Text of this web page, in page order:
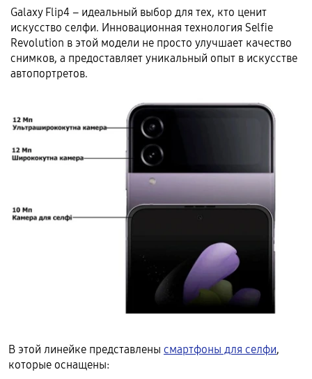
Galaxy Flip4 – идеальный выбор для тех, кто ценит
искусство селфи. Инновационная технология Selfie
Revolution в этой модели не просто улучшает качество
снимков, а предоставляет уникальный опыт в искусстве
автопортретов.
В этой линейке представлены смартфоны для селфи,
которые оснащены: